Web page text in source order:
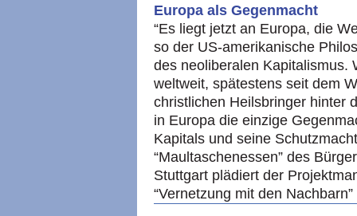
Europa als Gegenmacht
“Es liegt jetzt an Europa, die
so der US-amerikanische
des neoliberalen Kapitalismus.
weltweit, spätestens seit dem
christlichen Heilsbringer hinter
in Europa die einzige
Kapitals und seine
“Maultaschenessen” des
Stuttgart plädiert der
“Vernetzung mit den